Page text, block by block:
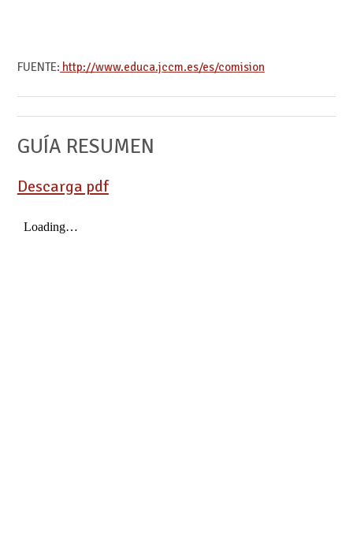
FUENTE: http://www.educa.jccm.es/es/comision
GUÍA RESUMEN
Descarga pdf